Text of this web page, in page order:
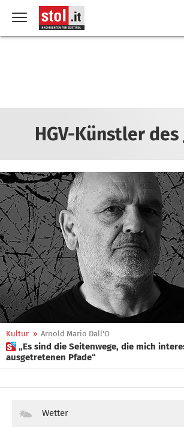
HGV-Künstler des
Kultur » Arnold Mario Dall'O
 „Es sind die Seitenwege, die mich interessieren, nicht die
ausgetretenen Pfade“
Wetter